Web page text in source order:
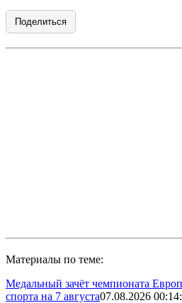
Поделиться
Материалы по теме:
Медальный зачёт чемпионата
спорта на 7 августа07.08.2026